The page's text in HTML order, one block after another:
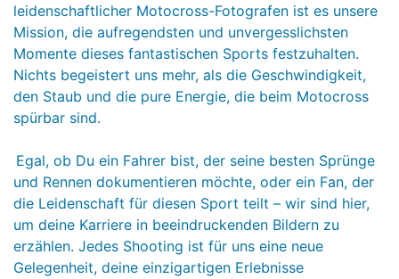
leidenschaftlicher Motocross-Fotografen ist es unsere
Mission, die aufregendsten und unvergesslichsten
Momente dieses fantastischen Sports festzuhalten.
Nichts begeistert uns mehr, als die Geschwindigkeit,
den Staub und die pure Energie, die beim Motocross
spürbar sind.
Egal, ob Du ein Fahrer bist, der seine besten Sprünge
und Rennen dokumentieren möchte, oder ein Fan, der
die Leidenschaft für diesen Sport teilt – wir sind hier,
um deine Karriere in beeindruckenden Bildern zu
erzählen. Jedes Shooting ist für uns eine neue
Gelegenheit, deine einzigartigen Erlebnisse